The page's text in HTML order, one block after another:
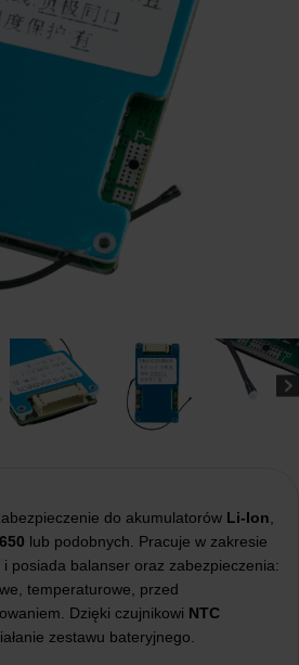
do akumulatorów Li-Ion
lub podobnych. Pracuje w zakresie
i posiada balanser oraz zabezpieczenia:
temperaturowe, przed
Dzięki czujnikowi NTC
zestawu bateryjnego.